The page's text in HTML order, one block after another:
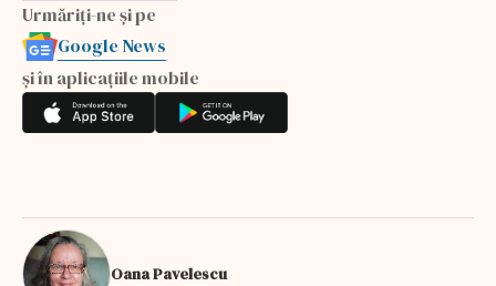
Urmăriți-ne și pe
Google News
și în aplicațiile mobile
Oana Pavelescu